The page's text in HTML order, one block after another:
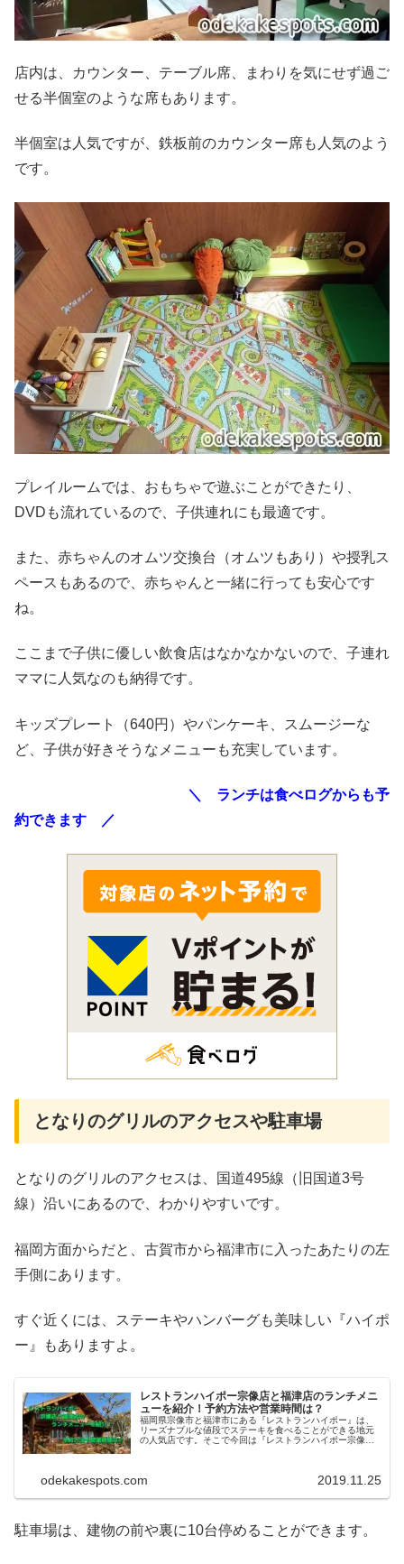
店内は、カウンター、テーブル席、まわりを気にせず過ご
せる半個室のような席もあります。
半個室は人気ですが、鉄板前のカウンター席も人気のよう
です。
プレイルームでは、おもちゃで遊ぶことができたり、
DVDも流れているので、子供連れにも最適です。
また、赤ちゃんのオムツ交換台（オムツもあり）や授乳ス
ペースもあるので、赤ちゃんと一緒に行っても安心です
ね。
ここまで子供に優しい飲食店はなかなかないので、子連れ
ママに人気なのも納得です。
キッズプレート（640円）やパンケーキ、スムージーな
ど、子供が好きそうなメニューも充実しています。
＼ ランチは食べログからも予
約できます ／
となりのグリルのアクセスや駐車場
となりのグリルのアクセスは、国道495線（旧国道3号
線）沿いにあるので、わかりやすいです。
福岡方面からだと、古賀市から福津市に入ったあたりの左
手側にあります。
すぐ近くには、ステーキやハンバーグも美味しい『ハイポ
ー』もありますよ。
レストランハイポー宗像店と福津店のランチメニ
ューを紹介！予約方法や営業時間は？
福岡県宗像市と福津市にある『レストランハイポー』は、
リーズナブルな値段でステーキを食べることができる地元
の人気店です。そこで今回は『レストランハイポー宗像店
odekakespots.com 2019.11.25
駐車場は、建物の前や裏に10台停めることができます。